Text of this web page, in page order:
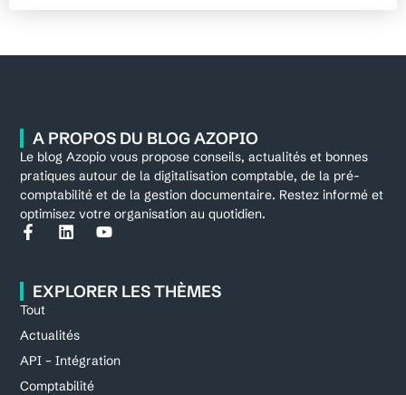
A PROPOS DU BLOG AZOPIO
Le blog Azopio vous propose conseils, actualités et bonnes
pratiques autour de la digitalisation comptable, de la pré-
comptabilité et de la gestion documentaire. Restez informé et
optimisez votre organisation au quotidien.
EXPLORER LES THÈMES
Tout
Actualités
API – Intégration
Comptabilité